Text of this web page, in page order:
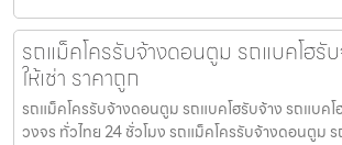
รถแม็คโครรับจ้างดอนตูม รถแบคโฮรั
ให้เช่า ราคาถูก
รถแม็คโครรับจ้างดอนตูม รถแบคโฮรับจ้าง รถแบคโ
วงจร ทั่วไทย 24 ชั่วโมง รถแม็คโครรับจ้างดอนตูม